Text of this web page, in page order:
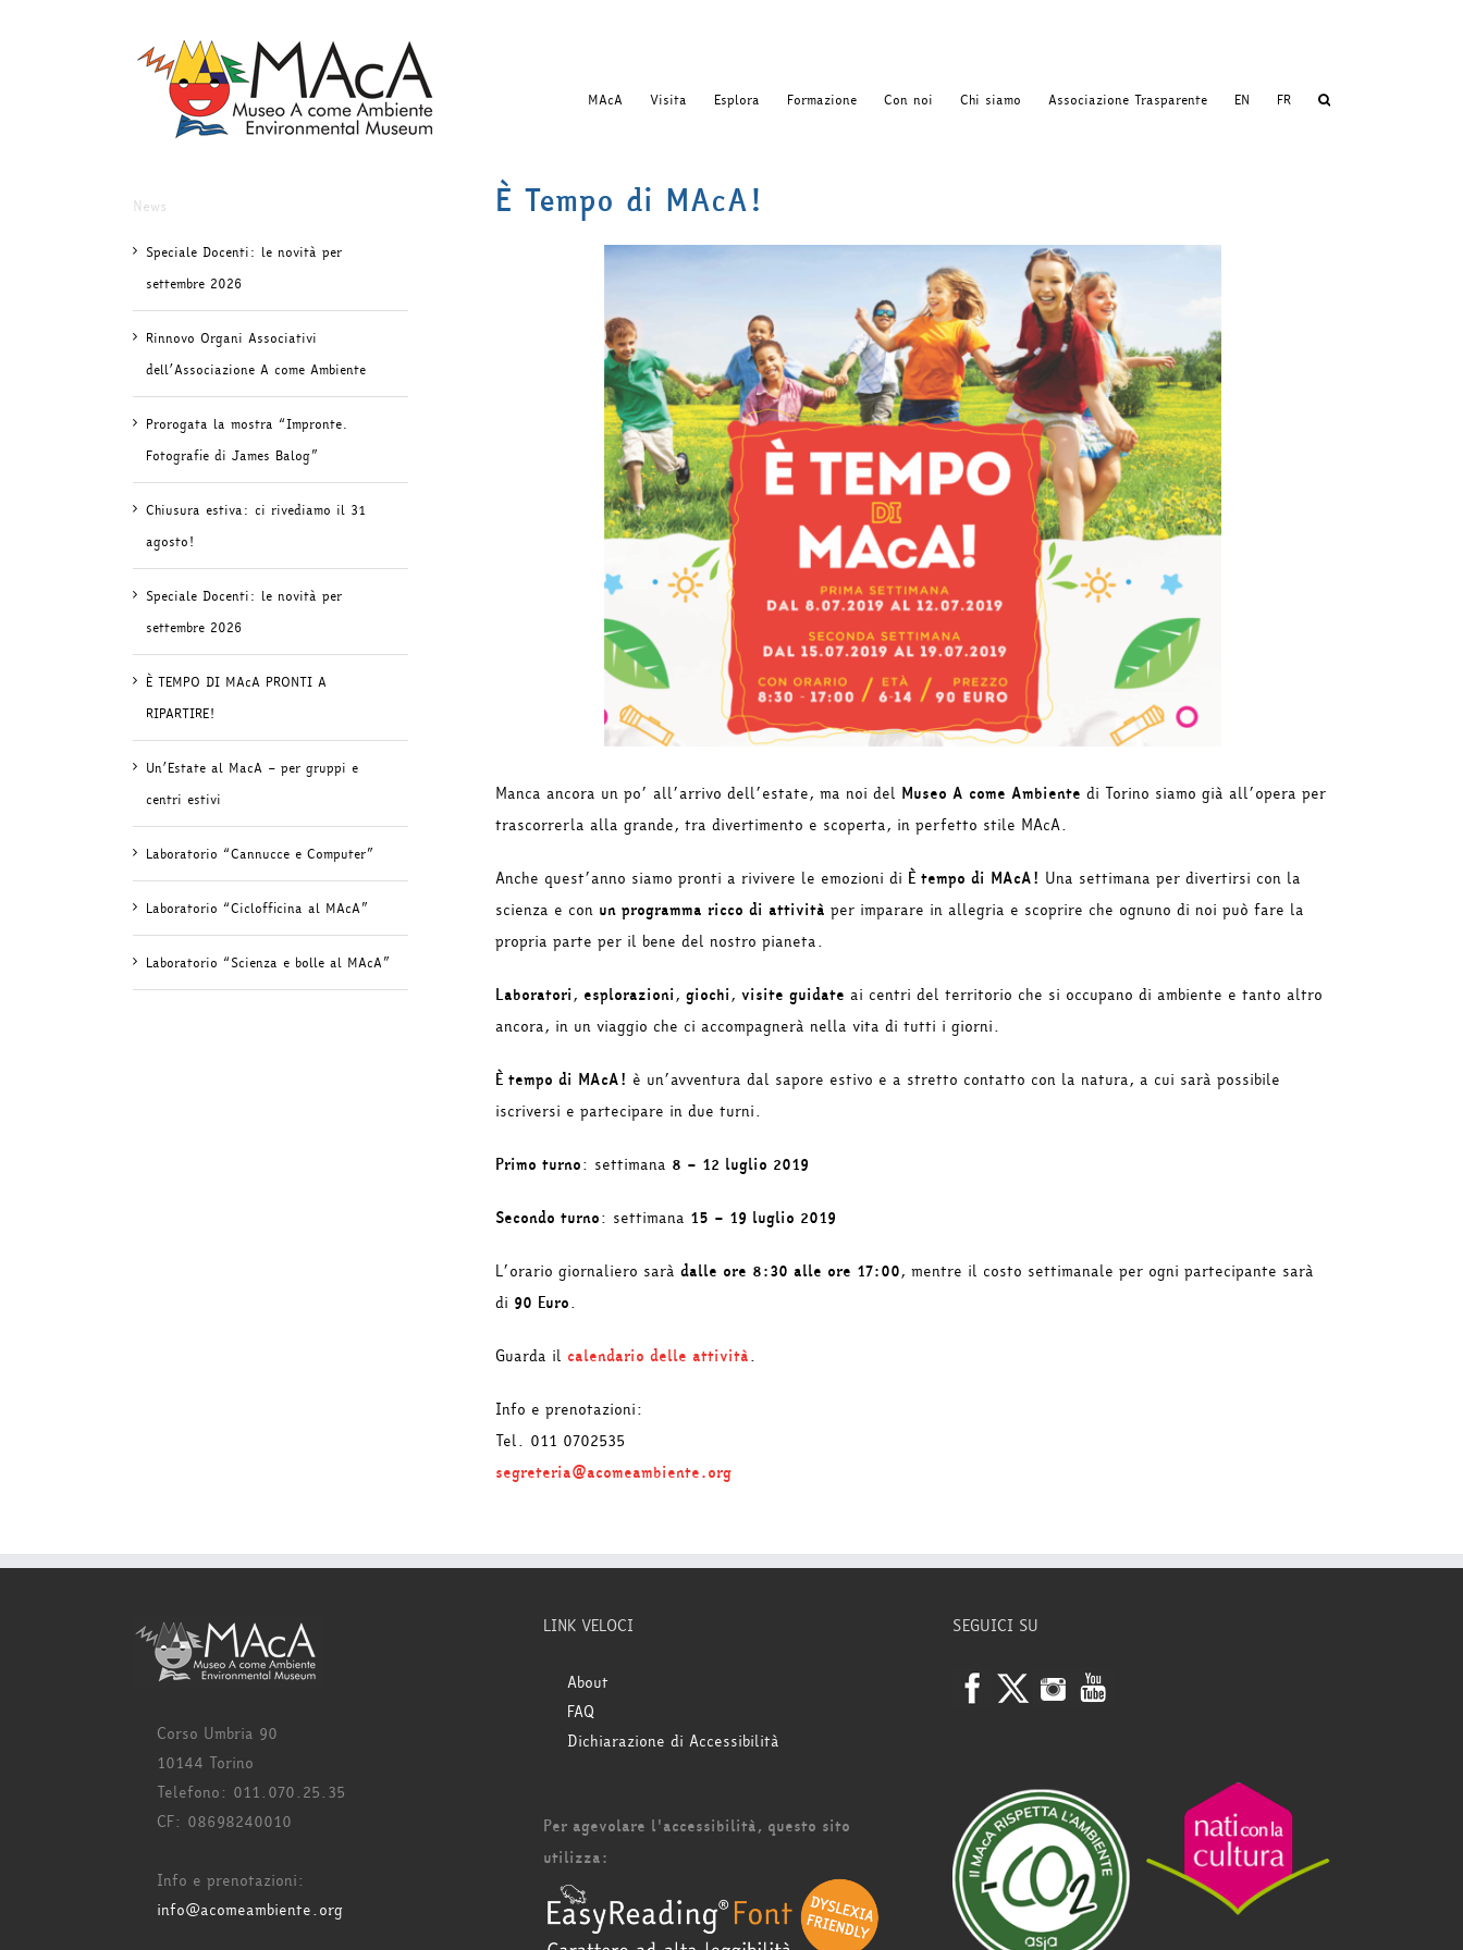
MAcA Visita Esplora Formazione Con noi Chi siamo Associazione Trasparente EN FR
È Tempo di MAcA!
Manca ancora un po’ all’arrivo dell’estate, ma noi del Museo A come Ambiente di Torino siamo già all’opera per
trascorrerla alla grande, tra divertimento e scoperta, in perfetto stile MAcA.
Anche quest’anno siamo pronti a rivivere le emozioni di È tempo di MAcA! Una settimana per divertirsi con la
scienza e con un programma ricco di attività per imparare in allegria e scoprire che ognuno di noi può fare la
propria parte per il bene del nostro pianeta.
Laboratori, esplorazioni, giochi, visite guidate ai centri del territorio che si occupano di ambiente e tanto altro
ancora, in un viaggio che ci accompagnerà nella vita di tutti i giorni.
È tempo di MAcA! è un’avventura dal sapore estivo e a stretto contatto con la natura, a cui sarà possibile
iscriversi e partecipare in due turni.
Primo turno: settimana 8 – 12 luglio 2019
Secondo turno: settimana 15 – 19 luglio 2019
L’orario giornaliero sarà dalle ore 8:30 alle ore 17:00, mentre il costo settimanale per ogni partecipante sarà
di 90 Euro.
Guarda il calendario delle attività.
Info e prenotazioni:
Tel. 011 0702535
segreteria@acomeambiente.org
News
Speciale Docenti: le novità per
settembre 2026
Rinnovo Organi Associativi
dell’Associazione A come Ambiente
Prorogata la mostra “Impronte.
Fotografie di James Balog”
Chiusura estiva: ci rivediamo il 31
agosto!
Speciale Docenti: le novità per
settembre 2026
È TEMPO DI MAcA PRONTI A
RIPARTIRE!
Un’Estate al MacA – per gruppi e
centri estivi
Laboratorio “Cannucce e Computer”
Laboratorio “Ciclofficina al MAcA”
Laboratorio “Scienza e bolle al MAcA”
Corso Umbria 90
10144 Torino
Telefono: 011.070.25.35
CF: 08698240010
Info e prenotazioni:
info@acomeambiente.org
LINK VELOCI
About
FAQ
Dichiarazione di Accessibilità
Per agevolare l'accessibilità, questo sito
utilizza:
SEGUICI SU